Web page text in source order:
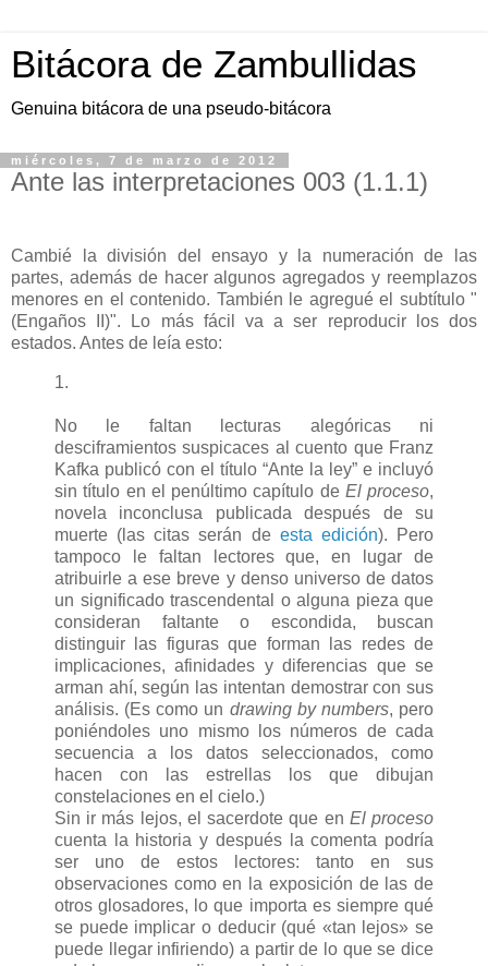
Bitácora de Zambullidas
Genuina bitácora de una pseudo-bitácora
miércoles, 7 de marzo de 2012
Ante las interpretaciones 003 (1.1.1)
Cambié la división del ensayo y la numeración de las
partes, además de hacer algunos agregados y reemplazos
menores en el contenido. También le agregué el subtítulo "
(Engaños II)". Lo más fácil va a ser reproducir los dos
estados. Antes de leía esto:
1.
No le faltan lecturas alegóricas ni
desciframientos suspicaces al cuento que Franz
Kafka publicó con el título “Ante la ley” e incluyó
sin título en el penúltimo capítulo de El proceso,
novela inconclusa publicada después de su
muerte (las citas serán de esta edición). Pero
tampoco le faltan lectores que, en lugar de
atribuirle a ese breve y denso universo de datos
un significado trascendental o alguna pieza que
consideran faltante o escondida, buscan
distinguir las figuras que forman las redes de
implicaciones, afinidades y diferencias que se
arman ahí, según las intentan demostrar con sus
análisis. (Es como un drawing by numbers, pero
poniéndoles uno mismo los números de cada
secuencia a los datos seleccionados, como
hacen con las estrellas los que dibujan
constelaciones en el cielo.)
Sin ir más lejos, el sacerdote que en El proceso
cuenta la historia y después la comenta podría
ser uno de estos lectores: tanto en sus
observaciones como en la exposición de las de
otros glosadores, lo que importa es siempre qué
se puede implicar o deducir (qué «tan lejos» se
puede llegar infiriendo) a partir de lo que se dice